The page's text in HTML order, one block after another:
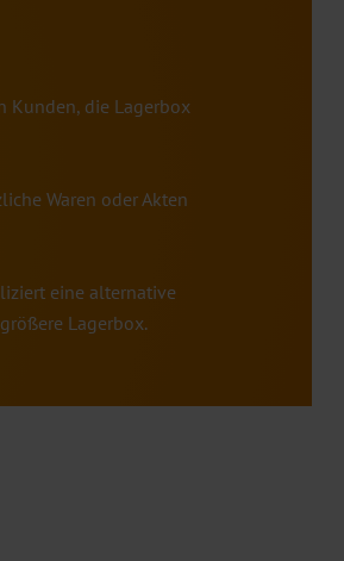
Kunden, die Lagerbox
Waren oder Akten
eine alternative
Lagerbox.